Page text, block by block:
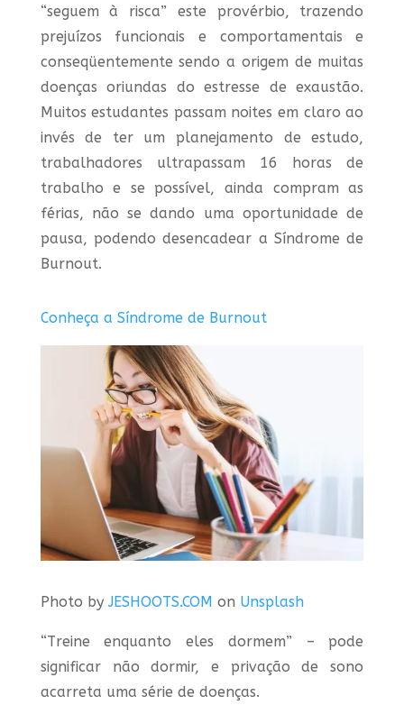
“seguem à risca” este provérbio, trazendo
prejuízos funcionais e comportamentais e
conseqüentemente sendo a origem de muitas
doenças oriundas do estresse de exaustão.
Muitos estudantes passam noites em claro ao
invés de ter um planejamento de estudo,
trabalhadores ultrapassam 16 horas de
trabalho e se possível, ainda compram as
férias, não se dando uma oportunidade de
pausa, podendo desencadear a Síndrome de
Burnout.
Conheça a Síndrome de Burnout
Photo byJESHOOTS.COM on Unsplash
“Treine enquanto eles dormem” – pode
significar não dormir, e privação de sono
acarreta uma série de doenças.